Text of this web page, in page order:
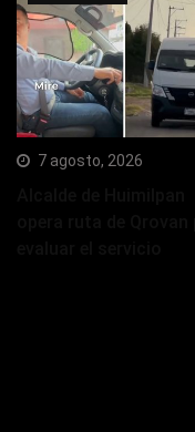
7 agosto, 2026